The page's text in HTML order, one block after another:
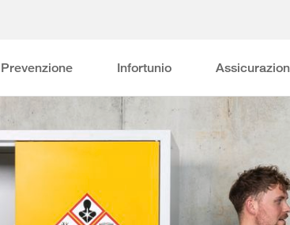
Prevenzione Infortunio